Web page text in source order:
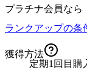
プラチナ会員なら
ランクアップの条
獲得方法
定期1回目購